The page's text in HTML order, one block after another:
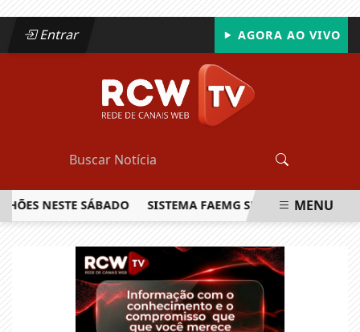
Entrar AGORA AO VIVO
NESTE SÁBADO SISTEMA FAEMG SENAR LANÇA O
MENU